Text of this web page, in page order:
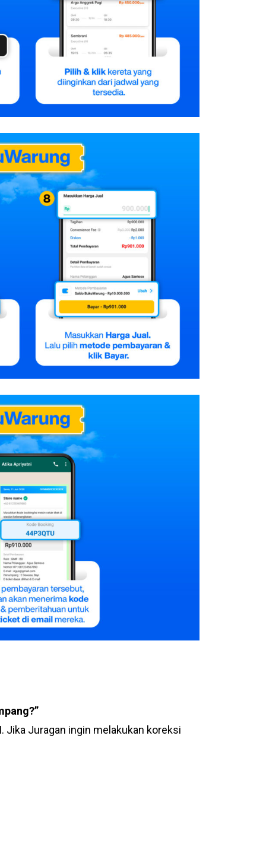
Jika Juragan ingin melakukan koreksi